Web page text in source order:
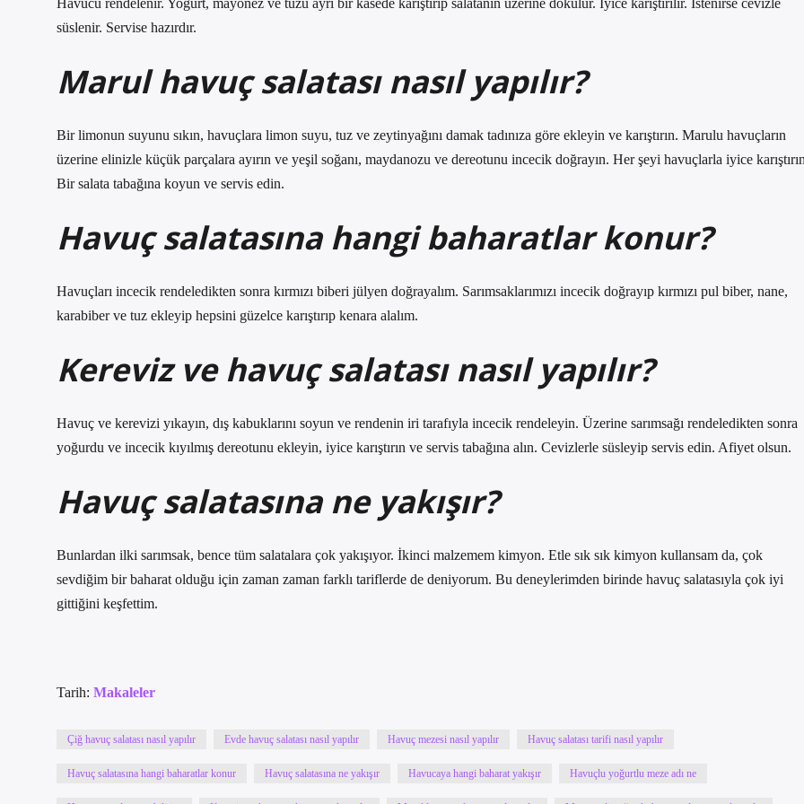
Havucu rendelenir. Yoğurt, mayonez ve tuzu ayrı bir kasede karıştırıp salatanın üzerine dökülür. İyice karıştırılır. İstenirse cevizle
süslenir. Servise hazırdır.
Marul havuç salatası nasıl yapılır?
Bir limonun suyunu sıkın, havuçlara limon suyu, tuz ve zeytinyağını damak tadınıza göre ekleyin ve karıştırın. Marulu havuçların
üzerine elinizle küçük parçalara ayırın ve yeşil soğanı, maydanozu ve dereotunu incecik doğrayın. Her şeyi havuçlarla iyice
Bir salata tabağına koyun ve servis edin.
Havuç salatasına hangi baharatlar konur?
Havuçları incecik rendeledikten sonra kırmızı biberi jülyen doğrayalım. Sarımsaklarımızı incecik doğrayıp kırmızı pul biber, nane,
karabiber ve tuz ekleyip hepsini güzelce karıştırıp kenara alalım.
Kereviz ve havuç salatası nasıl yapılır?
Havuç ve kerevizi yıkayın, dış kabuklarını soyun ve rendenin iri tarafıyla incecik rendeleyin. Üzerine sarımsağı rendeledikten sonra
yoğurdu ve incecik kıyılmış dereotunu ekleyin, iyice karıştırın ve servis tabağına alın. Cevizlerle süsleyip servis edin. Afiyet olsun.
Havuç salatasına ne yakışır?
Bunlardan ilki sarımsak, bence tüm salatalara çok yakışıyor. İkinci malzemem kimyon. Etle sık sık kimyon kullansam da, çok
sevdiğim bir baharat olduğu için zaman zaman farklı tariflerde de deniyorum. Bu deneylerimden birinde havuç salatasıyla çok iyi
gittiğini keşfettim.
Tarih: Makaleler
Çiğ havuç salatası nasıl yapılır Evde havuç salatası nasıl yapılır Havuç mezesi nasıl yapılır Havuç salatası tarifi nasıl yapılır
Havuç salatasına hangi baharatlar konur Havuç salatasına ne yakışır Havucaya hangi baharat yakışır Havuçlu yoğurtlu meze adı ne